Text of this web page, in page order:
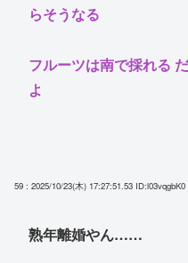
らそうなる
フルーツは南で採れる
よ
59 : 2025/10/23(木) 17:27:51.53 ID:l03vqgbK0
熟年離婚やん……